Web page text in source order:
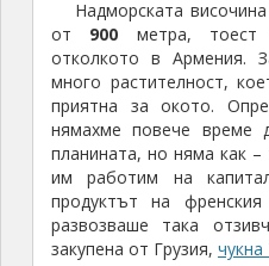
Надморската
от 900 метра, тоест
отколкото в Армения.
много растителност,
приятна за окото.
нямахме повече време
планината, но няма как
им работим на
продуктът на
развозваше така
закупена от Грузия,